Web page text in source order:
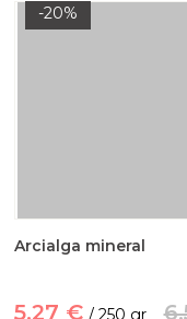
-20%
Arcialga mineral
5,27 € / 250 gr